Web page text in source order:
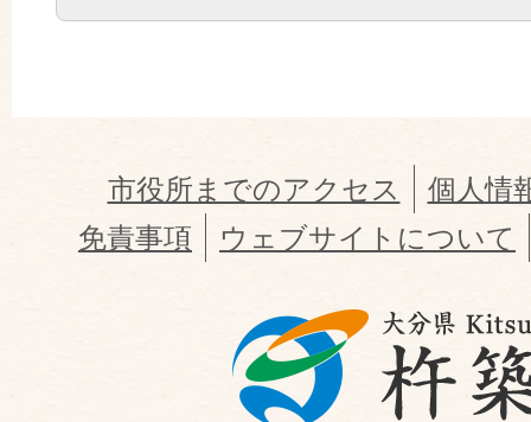
市役所までのアクセス
個人情
免責事項
ウェブサイトについて